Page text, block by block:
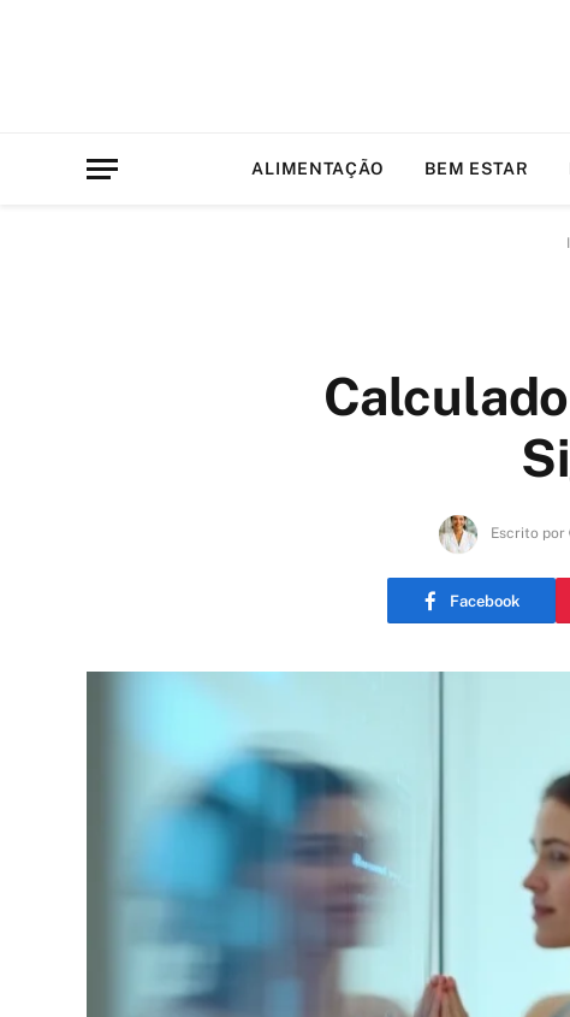
ALIMENTAÇÃO BEM ESTAR
Escrito por
Facebook